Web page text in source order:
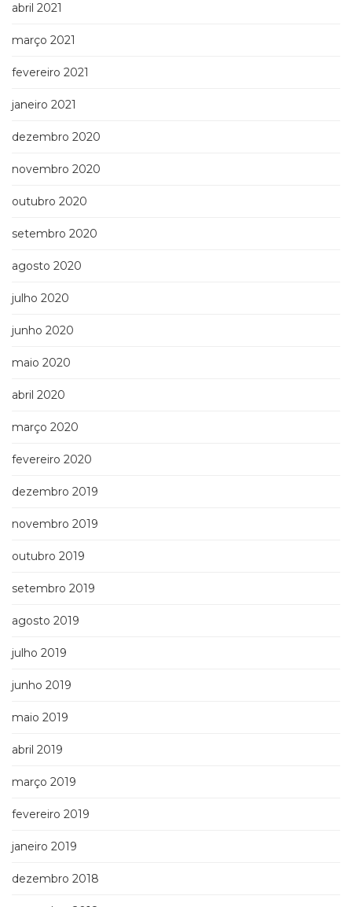
abril 2021
março 2021
fevereiro 2021
janeiro 2021
dezembro 2020
novembro 2020
outubro 2020
setembro 2020
agosto 2020
julho 2020
junho 2020
maio 2020
abril 2020
março 2020
fevereiro 2020
dezembro 2019
novembro 2019
outubro 2019
setembro 2019
agosto 2019
julho 2019
junho 2019
maio 2019
abril 2019
março 2019
fevereiro 2019
janeiro 2019
dezembro 2018